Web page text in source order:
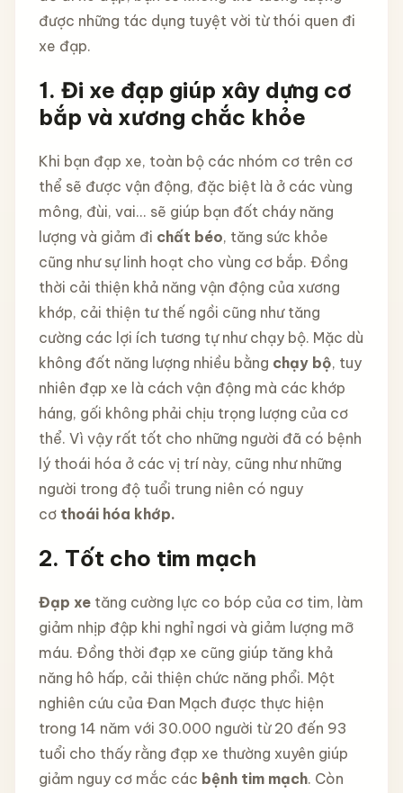
được những tác dụng tuyệt vời từ thói quen đi
xe đạp.
1. Đi xe đạp giúp xây dựng cơ
bắp và xương chắc khỏe
Khi bạn đạp xe, toàn bộ các nhóm cơ trên cơ
thể sẽ được vận động, đặc biệt là ở các vùng
mông, đùi, vai... sẽ giúp bạn đốt cháy năng
lượng và giảm đi chất béo, tăng sức khỏe
cũng như sự linh hoạt cho vùng cơ bắp. Đồng
thời cải thiện khả năng vận động của xương
khớp, cải thiện tư thế ngồi cũng như tăng
cường các lợi ích tương tự như chạy bộ. Mặc dù
không đốt năng lượng nhiều bằng chạy bộ, tuy
nhiên đạp xe là cách vận động mà các khớp
háng, gối không phải chịu trọng lượng của cơ
thể. Vì vậy rất tốt cho những người đã có bệnh
lý thoái hóa ở các vị trí này, cũng như những
người trong độ tuổi trung niên có nguy
cơ thoái hóa khớp.
2. Tốt cho tim mạch
Đạp xetăng cường lực co bóp của cơ tim, làm
giảm nhịp đập khi nghỉ ngơi và giảm lượng mỡ
máu. Đồng thời đạp xe cũng giúp tăng khả
năng hô hấp, cải thiện chức năng phổi. Một
nghiên cứu của Đan Mạch được thực hiện
trong 14 năm với 30.000 người từ 20 đến 93
tuổi cho thấy rằng đạp xe thường xuyên giúp
giảm nguy cơ mắc các bệnh tim mạch. Còn